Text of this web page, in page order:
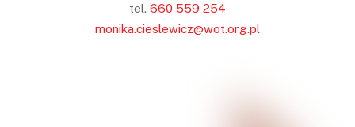
tel. 660 559 254
monika.cieslewicz@wot.org.pl